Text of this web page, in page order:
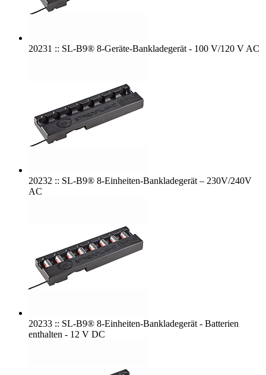
20231 :: SL-B9® 8-Geräte-Bankladegerät - 100 V/120 V AC
20232 :: SL-B9® 8-Einheiten-Bankladegerät – 230V/240V
AC
20233 :: SL-B9® 8-Einheiten-Bankladegerät - Batterien
enthalten - 12 V DC